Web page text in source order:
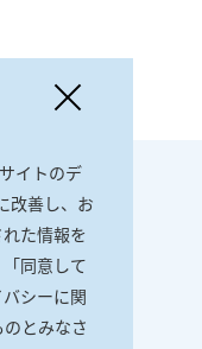
イトのデ
改善し、お
た情報を
同意して
シーに関
とみなさ